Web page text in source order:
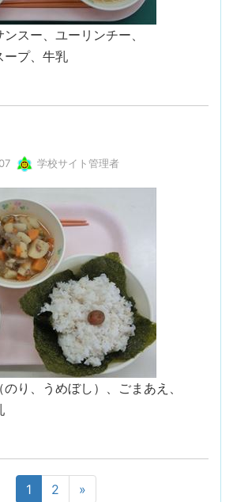
スー、ユーリンチー、
ープ、牛乳
学校サイト管理者
り、うめぼし）、ごまあえ、
1 2 »